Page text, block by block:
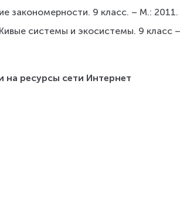
закономерности. 9 класс. – М.:
системы и экосистемы. 9 класс
ресурсы сети Интернет